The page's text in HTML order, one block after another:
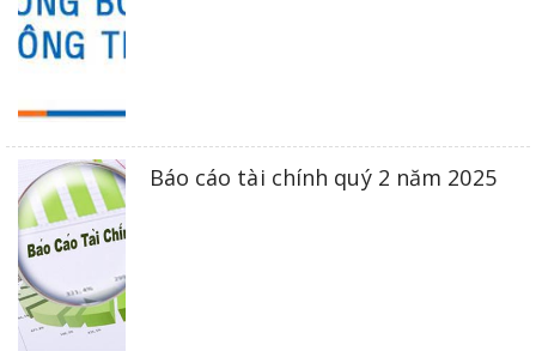
Báo cáo tài chính quý 2 năm 2025